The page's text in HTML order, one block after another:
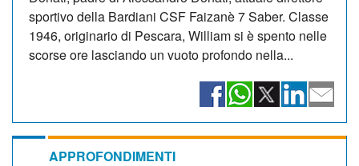
sportivo della Bardiani CSF Faizanè 7 Saber. Classe
1946, originario di Pescara, William si è spento nelle
scorse ore lasciando un vuoto profondo nella...
APPROFONDIMENTI